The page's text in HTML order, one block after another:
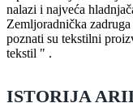
nalazi i najveća
Zemljoradnička
poznati su tekstilni
tekstil " .
ISTORIJA